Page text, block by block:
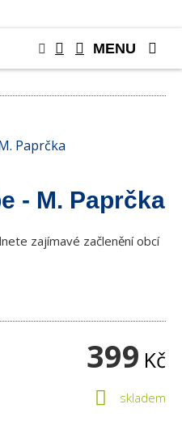
- M. Paprčka
zajímavé začlenění obcí
399 Kč
skladem
MENU